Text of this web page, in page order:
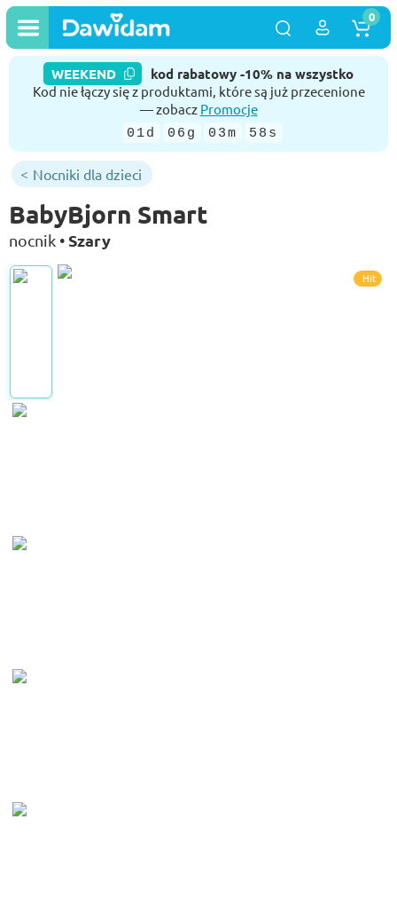
WEEKEND kod rabatowy -10% na wszystko
Kod nie łączy się z produktami, które są już przecenione
— zobacz Promocje
01d 06g 03m 58s
0
Nocniki dla dzieci
BabyBjorn Smart
nocnik • Szary
Hit